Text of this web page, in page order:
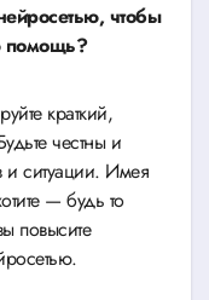
чтобы
помощь?
краткий,
честны и
и ситуации. Имея
— будь то
повысите